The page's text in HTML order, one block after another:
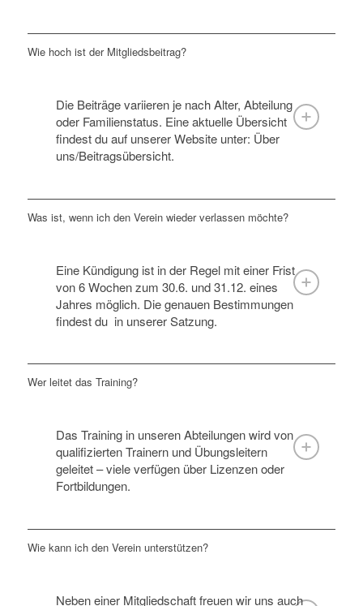
Wie hoch ist der Mitgliedsbeitrag?
Die Beiträge variieren je nach Alter, Abteilung
oder Familienstatus. Eine aktuelle Übersicht
findest du auf unserer Website unter: Über
uns/Beitragsübersicht.
Was ist, wenn ich den Verein wieder verlassen möchte?
Eine Kündigung ist in der Regel mit einer Frist
von 6 Wochen zum 30.6. und 31.12. eines
Jahres möglich. Die genauen Bestimmungen
findest du in unserer Satzung.
Wer leitet das Training?
Das Training in unseren Abteilungen wird von
qualifizierten Trainern und Übungsleitern
geleitet – viele verfügen über Lizenzen oder
Fortbildungen.
Wie kann ich den Verein unterstützen?
Neben einer Mitgliedschaft freuen wir uns auch